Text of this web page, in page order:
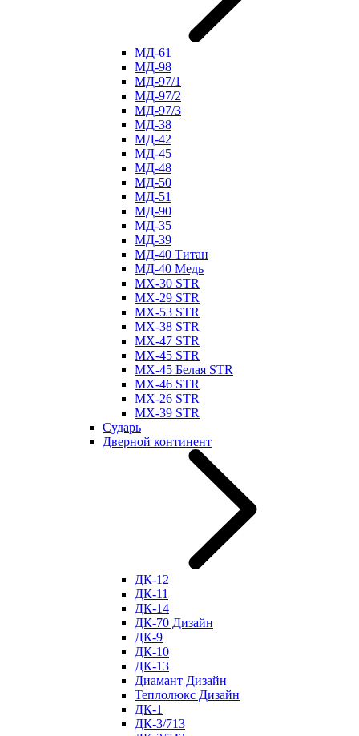
МД-61
МД-98
МД-97/1
МД-97/2
МД-97/3
МД-38
МД-42
МД-45
МД-48
МД-50
МД-51
МД-90
МД-35
МД-39
МД-40 Титан
МД-40 Медь
МХ-30 STR
МХ-29 STR
МХ-53 STR
МХ-38 STR
МХ-47 STR
МХ-45 STR
МХ-45 Белая STR
МХ-46 STR
МХ-26 STR
МХ-39 STR
Сударь
Дверной континент
ДК-12
ДК-11
ДК-14
ДК-70 Дизайн
ДК-9
ДК-10
ДК-13
Диамант Дизайн
Теплолюкс Дизайн
ДК-1
ДК-3/713